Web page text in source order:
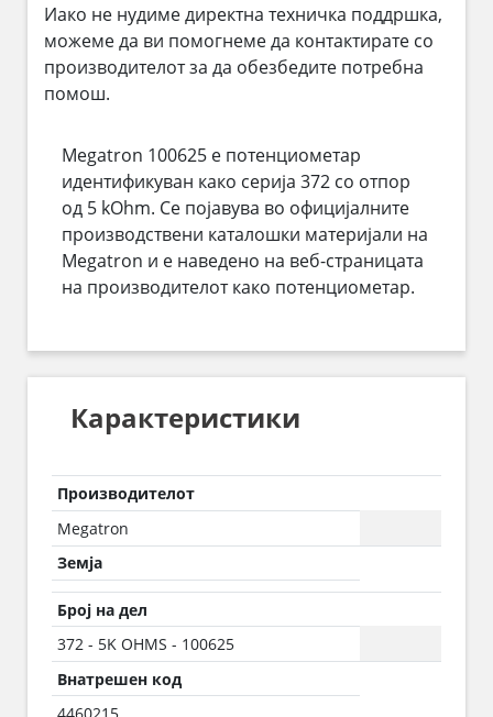
Иако не нудиме директна техничка поддршка,
можеме да ви помогнеме да контактирате со
производителот за да обезбедите потребна
помош.
Megatron 100625 е потенциометар
идентификуван како серија 372 со отпор
од 5 kOhm. Се појавува во официјалните
производствени каталошки материјали на
Megatron и е наведено на веб-страницата
на производителот како потенциометар.
Карактеристики
Производителот
Megatron
Земја
Број на дел
372 - 5K OHMS - 100625
Внатрешен код